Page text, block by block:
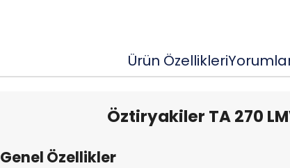
Ürün Özellikleri
Öztiryakiler TA 270
Genel Özellikler